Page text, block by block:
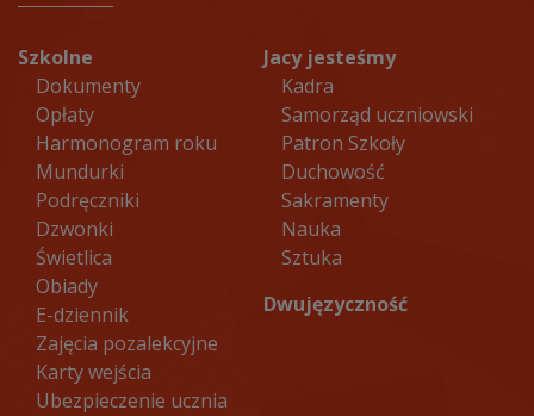
Szkolne
Dokumenty
Opłaty
Harmonogram roku
Mundurki
Podręczniki
Dzwonki
Świetlica
Obiady
E-dziennik
Zajęcia pozalekcyjne
Karty wejścia
Ubezpieczenie ucznia
Jacy jesteśmy
Kadra
Samorząd uczniowski
Patron Szkoły
Duchowość
Sakramenty
Nauka
Sztuka
Dwujęzyczność